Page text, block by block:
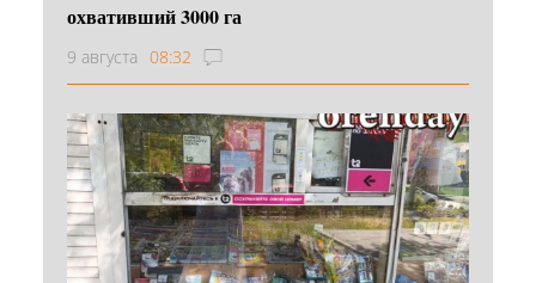
охвативший 3000 га
9 августа 08:32